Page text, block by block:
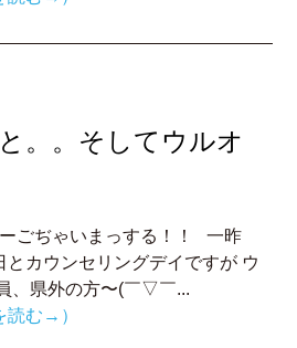
。。そしてウルオ
ごぢゃいまっする！！ 一昨
とカウンセリングデイですが ウ
、県外の方〜(￣▽￣...
読む→）